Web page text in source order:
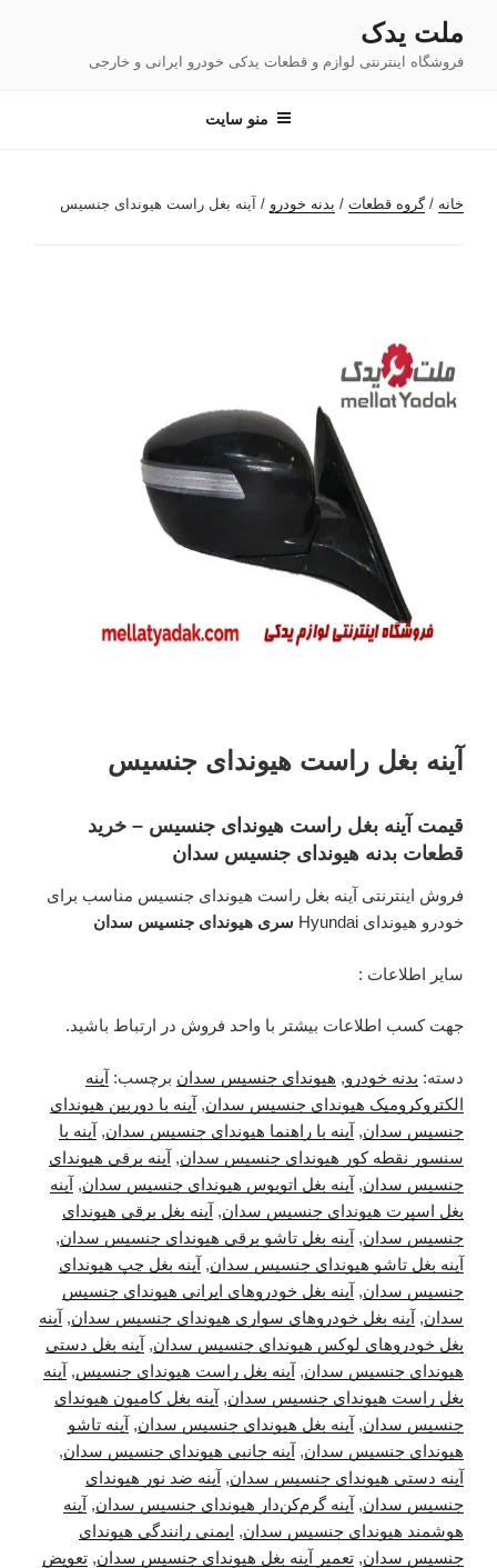
محتوا
ملت یدک
فروشگاه اینترنتی لوازم و قطعات یدکی خودرو ایرانی و خارجی
منو سایت
خانه /گروه قطعات / بدنه خودرو / آینه بغل راست هیوندای جنسیس
آینه بغل راست هیوندای جنسیس
قیمت آینه بغل راست هیوندای جنسیس – خرید
قطعات بدنه هیوندای جنسیس سدان
فروش اینترنتی آینه بغل راست هیوندای جنسیس مناسب برای
خودرو هیوندای Hyundai
سری هیوندای جنسیس سدان
سایر اطلاعات :
جهت کسب اطلاعات بیشتر با واحد فروش در ارتباط باشید.
دسته: بدنه خودرو, هیوندای جنسیس سدان برچسب: آینه
الکتروکرومیک هیوندای جنسیس سدان, آینه با دوربین هیوندای
جنسیس سدان, آینه با راهنما هیوندای جنسیس سدان, آینه با
سنسور نقطه کور هیوندای جنسیس سدان, آینه برقی هیوندای
جنسیس سدان, آینه بغل اتوبوس هیوندای جنسیس سدان, آینه
بغل اسپرت هیوندای جنسیس سدان, آینه بغل برقی هیوندای
جنسیس سدان, آینه بغل تاشو برقی هیوندای جنسیس سدان,
آینه بغل تاشو هیوندای جنسیس سدان, آینه بغل چپ هیوندای
جنسیس سدان, آینه بغل خودروهای ایرانی هیوندای جنسیس
سدان, آینه بغل خودروهای سواری هیوندای جنسیس سدان, آینه
بغل خودروهای لوکس هیوندای جنسیس سدان, آینه بغل دستی
هیوندای جنسیس سدان, آینه بغل راست هیوندای جنسیس, آینه
بغل راست هیوندای جنسیس سدان, آینه بغل کامیون هیوندای
جنسیس سدان, آینه بغل هیوندای جنسیس سدان, آینه تاشو
هیوندای جنسیس سدان, آینه جانبی هیوندای جنسیس سدان,
آینه دستی هیوندای جنسیس سدان, آینه ضد نور هیوندای
جنسیس سدان, آینه گرم‌کن‌دار هیوندای جنسیس سدان, آینه
هوشمند هیوندای جنسیس سدان, ایمنی رانندگی هیوندای
جنسیس سدان, تعمیر آینه بغل هیوندای جنسیس سدان, تعویض